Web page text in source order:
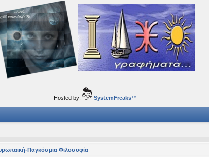
του νού...
Hosted by: SystemFreaks™
Παγκόσμια Φιλοσοφία